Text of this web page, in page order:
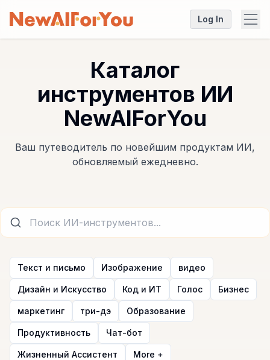
Log In
Каталог
инструментов ИИ
NewAIForYou
Ваш путеводитель по новейшим продуктам ИИ,
обновляемый ежедневно.
Текст и письмо Изображение видео
Дизайн и Искусство Код и ИТ Голос Бизнес
маркетинг три-дэ Образование
Продуктивность Чат-бот
Жизненный Ассистент More +